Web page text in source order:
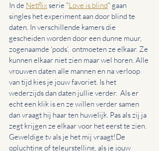
In de Netflix serie “Love is blind” gaan
singles het experiment aan door blind te
daten. In verschillende kamers die
gescheiden worden door een dunne muur,
zogenaamde ‘pods’,  ontmoeten ze elkaar. Ze
kunnen elkaar niet zien maar wel horen. Alle
vrouwen daten alle mannen en na verloop
van tijd kies je jouw favoriet. Is het
wederzijds dan daten jullie verder.  Als er
echt een klik is en ze willen verder samen
dan vraagt hij haar ten huwelijk. Pas als zij ja
zegt krijgen ze elkaar voor het eerst te zien.
Geweldige tv als je het mij vraagt!De
opluchting of teleurstelling, als je jouw